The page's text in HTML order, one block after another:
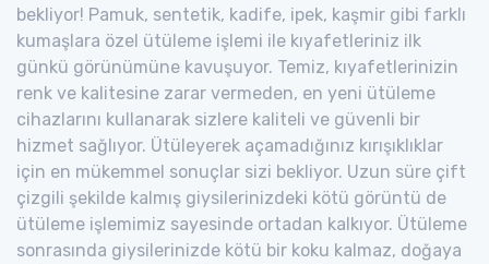
bekliyor! Pamuk, sentetik, kadife, ipek, kaşmir gibi farklı
kumaşlara özel ütüleme işlemi ile kıyafetleriniz ilk
günkü görünümüne kavuşuyor. Temiz, kıyafetlerinizin
renk ve kalitesine zarar vermeden, en yeni ütüleme
cihazlarını kullanarak sizlere kaliteli ve güvenli bir
hizmet sağlıyor. Ütüleyerek açamadığınız kırışıklıklar
için en mükemmel sonuçlar sizi bekliyor. Uzun süre çift
çizgili şekilde kalmış giysilerinizdeki kötü görüntü de
ütüleme işlemimiz sayesinde ortadan kalkıyor. Ütüleme
sonrasında giysilerinizde kötü bir koku kalmaz, doğaya